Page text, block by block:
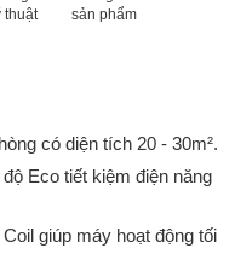
thuật
sản phẩm
có diện tích 20 - 30m².
Eco tiết kiệm điện năng
giúp máy hoạt động tối